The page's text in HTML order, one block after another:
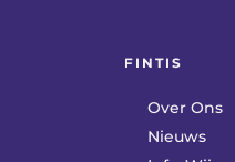
FINTIS
Over Ons
Nieuws